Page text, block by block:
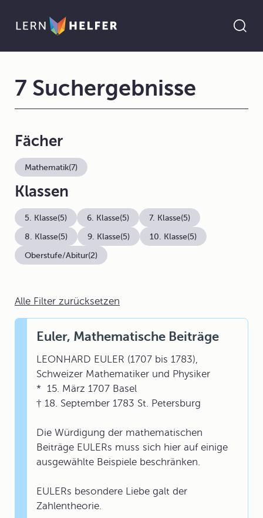
Alle Filter zurücksetzen
Euler, Mathematische Beiträge
LEONHARD EULER (1707 bis 1783),
Schweizer Mathematiker und Physiker
* 15. März 1707 Basel
† 18. September 1783 St. Petersburg
Die Würdigung der mathematischen
Beiträge EULERs muss sich hier auf einige
ausgewählte Beispiele beschränken.
EULERs besondere Liebe galt der
Zahlentheorie.
7 Suchergebnisse
Fächer
Mathematik(7)
Klassen
5. Klasse(5) 6. Klasse(5) 7. Klasse(5)
8. Klasse(5) 9. Klasse(5) 10. Klasse(5)
Oberstufe/Abitur(2)